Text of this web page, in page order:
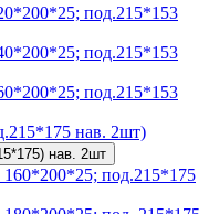
под.215*153
под.215*153
под.215*153
нав. 2шт)
нав. 2шт
160*200*25; под.215*175